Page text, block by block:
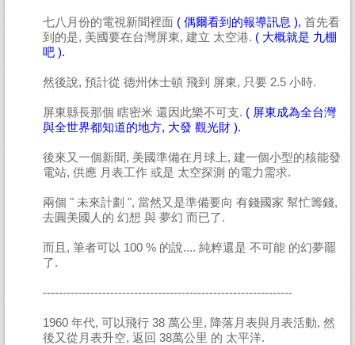
七八月份的電視新聞裡面 ( 偶爾看到的報導訊息 ), 首先看
到的是, 美國要在台灣屏東, 建立 太空港. ( 大概就是 九棚
吧 ).
然後說, 預計從 德州休士頓 飛到 屏東, 只要 2.5 小時.
屏東縣長那個 瞎密米 還因此樂不可支. ( 屏東成為全台灣
與全世界都知道的地方, 大發 觀光財 ).
後來又一個新聞, 美國準備在月球上, 建一個小型的核能發
電站, 供應 月表工作 或是 太空探測 的電力需求.
兩個 " 未來計劃 ", 當然又是準備要向 有錢國家 幫忙籌錢,
去圓美國人的 幻想 與 夢幻 而已了.
而且, 筆者可以 100 % 的說.... 純粹還是 不可能 的幻夢罷
了.
---------------------------------------------------------------
1960 年代, 可以飛行 38 萬公里, 降落月表與月表活動, 然
後又從月表升空, 返回 38萬公里 的 太平洋.